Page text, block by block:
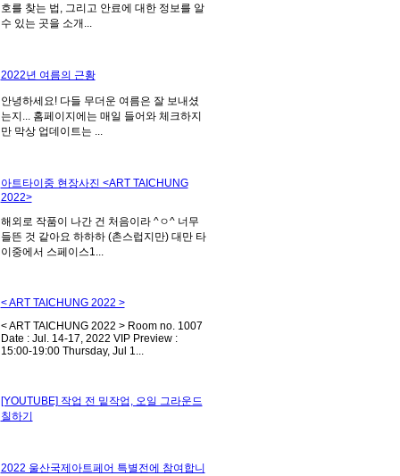
호를 찾는 법, 그리고 안료에 대한 정보를 알
수 있는 곳을 소개...
2022년 여름의 근황
안녕하세요! 다들 무더운 여름은 잘 보내셨
는지... 홈페이지에는 매일 들어와 체크하지
만 막상 업데이트는 ...
아트타이중 현장사진 <ART TAICHUNG
2022>
해외로 작품이 나간 건 처음이라 ^ㅇ^ 너무
들뜬 것 같아요 하하하 (촌스럽지만) 대만 타
이중에서 스페이스1...
< ART TAICHUNG 2022 >
< ART TAICHUNG 2022 > Room no. 1007
Date : Jul. 14-17, 2022 VIP Preview :
15:00-19:00 Thursday, Jul 1...
[YOUTUBE] 작업 전 밑작업, 오일 그라운드
칠하기
2022 울산국제아트페어 특별전에 참여합니